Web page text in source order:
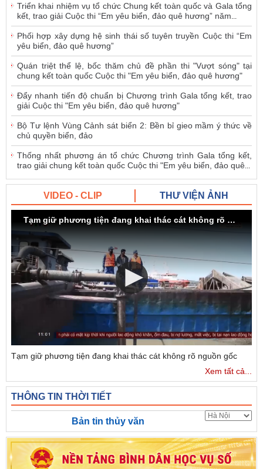
Triển khai nhiệm vụ tổ chức Chung kết toàn quốc và Gala tổng
kết, trao giải Cuộc thi “Em yêu biển, đảo quê hương” năm...
Phối hợp xây dựng hệ sinh thái số tuyên truyền Cuộc thi “Em
yêu biển, đảo quê hương”
Quán triệt thể lệ, bốc thăm chủ đề phần thi "Vượt sóng" tại
chung kết toàn quốc Cuộc thi "Em yêu biển, đảo quê hương"
Đẩy nhanh tiến độ chuẩn bị Chương trình Gala tổng kết, trao
giải Cuộc thi "Em yêu biển, đảo quê hương"
Bộ Tư lệnh Vùng Cảnh sát biển 2: Bền bỉ gieo mầm ý thức về
chủ quyền biển, đảo
Thống nhất phương án tổ chức Chương trình Gala tổng kết,
trao giải chung kết toàn quốc Cuộc thi "Em yêu biển, đảo quê...
VIDEO - CLIP THƯ VIỆN ẢNH
Tạm giữ phương tiện đang khai thác cát không rõ nguồn gốc
Tạm giữ phương tiện đang khai thác cát không rõ nguồn gốc
Xem tất cả...
THÔNG TIN THỜI TIẾT
Bản tin thủy văn